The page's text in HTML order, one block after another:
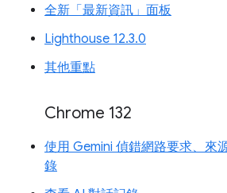
全新「最新資訊」面板
Lighthouse 12.3.0
其他重點
Chrome 132
使用 Gemini 偵錯網路要求、來
錄